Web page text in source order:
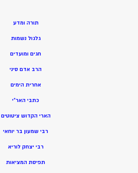
תורה ומדע
גלגול נשמות
חגים ומועדים
הרב אדם סיני
אחרית הימים
כתבי האר”י
הארי הקדוש ציטוטים
רבי שמעון בר יוחאי
רבי יצחק לוריא
תפיסת המציאות